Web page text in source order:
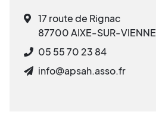
17 route de Rignac
87700 AIXE-SUR-VIENNE
05 55 70 23 84
info@apsah.asso.fr